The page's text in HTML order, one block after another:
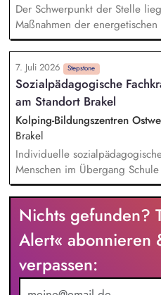
Der Schwerpunkt der Stelle
Maßnahmen der
kommunalen Wärmeplanung
Beckum sowie Vor-Ort-
Projektmanagements wie
verschiedener Maßnahmen der
Quartierssanierung und
deren Projektüberwachung -
Beratung von privaten
eigentümern zu energetischen
staatlichen
der Entwicklung konkreter
oder
energetische Sanierung
7. Juli 2026 Stepstone
Sozialpädagogische
am Standort Brakel
Kolping-Bildungszentren
Brakel
Individuelle
Menschen im Übergang
persönlichen, sozialen und
Durchführung von Einzel- und
Teilnehmende pro Gruppe)
Maßnahmenverläufe und
an Sprechstundenangeboten,
Projektorganisation
Nichts gefunden?
Alert« abonnieren
verpassen: